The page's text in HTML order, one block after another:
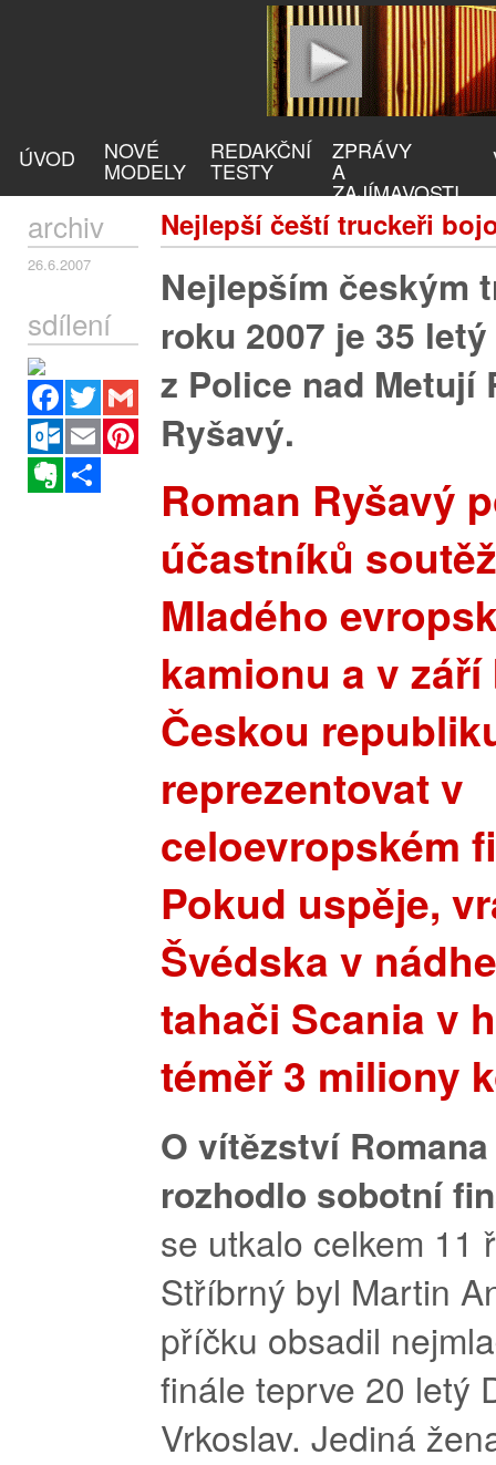
ÚVOD NOVÉ
MODELY
REDAKČNÍ
TESTY
ZPRÁVY
A
ZAJÍMAVOSTI
Nejlepší čeští truckeři
archiv
26.6.2007
sdílení
Facebook
Twitter
Gmail
Outlook.com
Email
Pinterest
Evernote
Nejlepším českým
roku 2007 je 35
z Police nad Metují
Ryšavý.
Roman Ryšavý
účastníků
Mladého
kamionu a v září
Českou
reprezentovat v
celoevropském
Pokud uspěje,
Švédska v
tahači Scania v
téměř 3 miliony
O vítězství
rozhodlo sobotní
se utkalo celkem 11
Stříbrný byl Martin
příčku obsadil
finále teprve 20 letý
Vrkoslav. Jediná